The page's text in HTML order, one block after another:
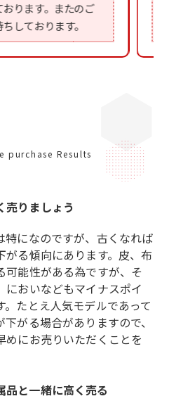
ります。またのご
しております。
purchase Results
売りましょう
特になのですが、古くなれば
る傾向にあります。皮、布
可能性がある為ですが、そ
おいなどもマイナスポイ
たとえ人気モデルであって
がる場合がありますので、
にお売りいただくことを
品と一緒に高く売る